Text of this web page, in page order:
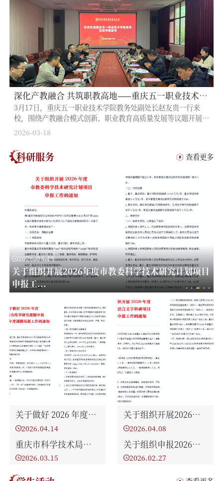
深化产教融合 共筑职教高地——重庆五一职业技术学院来校调研交流
3月17日，重庆五一职业技术学院教务处副处长赵友贵一行来
校，围绕产教融合模式创新、职业教育高质量发展等议题开展专
题调研交流。学校科研与合作发展处副处长刘国全、教务处副处
2026-03-18
科研服务 查看更多
2026.04.19
关于组织开展2026年度市教委科学技术研究计划项目
申报工...
关于做好 2026 年度教育综合改革研究课题申报及 2025 年度课...
2026.04.14
关于组织开展2026年度重庆市语言文字科研项目立项申报工作的...
2026.04.08
重庆市科学技术局关于申报 2026 年技术预见与制度创新专项项...
2026.03.15
关于组织申报2026年度重庆市自然科学基金项目的通知
2026.02.27